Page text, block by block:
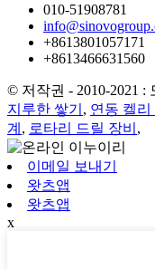
010-51908781
+8613801057171
+8613466631560
© 저작권 - 2010-2021 :
지루한 쌓기 , 연동 켈리
계 , 로타리 드릴 장비 ,
이메일 보내기
왓츠앱
왓츠앱
x